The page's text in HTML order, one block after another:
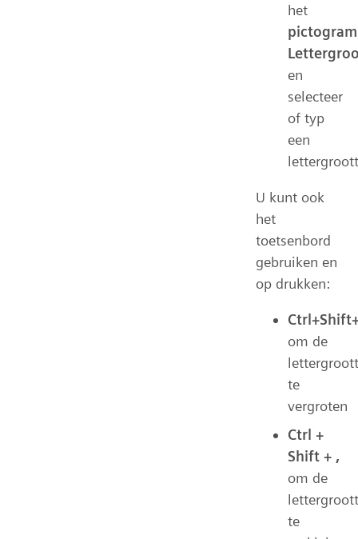
het
pictogram
en
selecteer
of typ
een
U kunt ook
het
toetsenbord
gebruiken en
op drukken:
om de
te
vergroten
Ctrl +
Shift + ,
om de
te